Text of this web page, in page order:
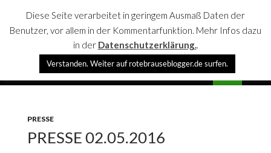
rotebrauseblogger
SPRINGE
PRESSE
PRESSE 02.05.2016
Diese Seite verarbeitet in geringem Ausmaß Daten der
Benutzer, vor allem in der Kommentarfunktion. Mehr Infos dazu
in der Datenschutzerklärung..
Verstanden. Weiter auf rotebrauseblogger.de surfen.